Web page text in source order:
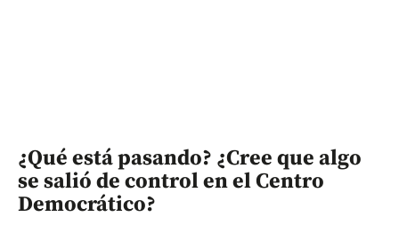
¿Qué está pasando? ¿Cree que algo
se salió de control en el Centro
Democrático?